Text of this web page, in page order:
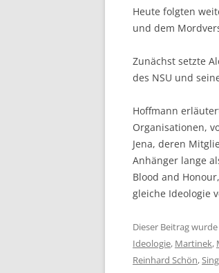
Heute folgten
und dem
Zunächst setzte
des NSU und
Hoffmann
Organisationen,
Jena, deren
Anhänger lange
Blood and
gleiche Ideologie
Dieser Beitrag
Ideologie, Martinek,
Reinhard Schön,